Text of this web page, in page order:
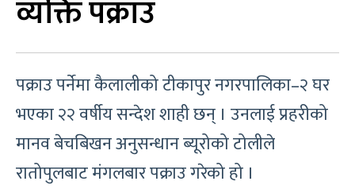
व्यक्ति पक्राउ
पक्राउ पर्नेमा कैलालीको टीकापुर नगरपालिका–२ घर
भएका २२ वर्षीय सन्देश शाही छन् । उनलाई प्रहरीको
मानव बेचबिखन अनुसन्धान ब्यूरोको टोलीले
रातोपुलबाट मंगलबार पक्राउ गरेको हो ।